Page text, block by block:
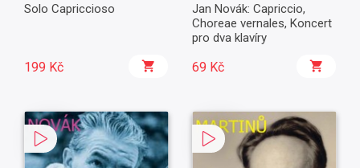
Solo Capriccioso
199 Kč
Jan Novák: Capriccio,
Choreae vernales, Koncert
pro dva klavíry
69 Kč